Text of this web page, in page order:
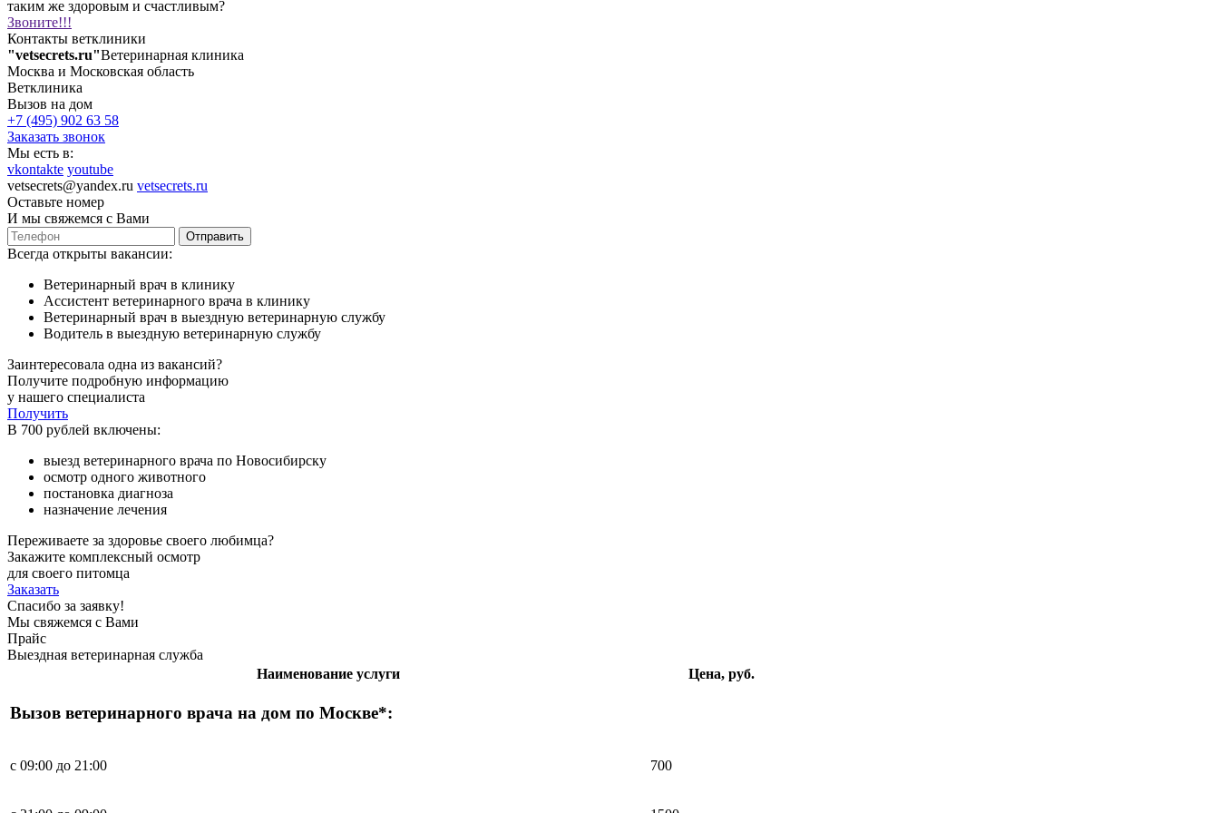
таким же здоровым и счастливым?
Звоните!!!
Контакты ветклиники
"vetsecrets.ru"Ветеринарная клиника
Москва и Московская область
Ветклиника
Вызов на дом
+7 (495) 902 63 58
Заказать звонок
Мы есть в:
vkontakte youtube
vetsecrets@yandex.ru vetsecrets.ru
Оставьте номер
И мы свяжемся с Вами
Отправить
Всегда открыты вакансии:
Ветеринарный врач в клинику
Ассистент ветеринарного врача в клинику
Ветеринарный врач в выездную ветеринарную службу
Водитель в выездную ветеринарную службу
Заинтересовала одна из вакансий?
Получите подробную информацию
у нашего специалиста
Получить
В 700 рублей включены:
выезд ветеринарного врача по Новосибирску
осмотр одного животного
постановка диагноза
назначение лечения
Переживаете за здоровье своего любимца?
Закажите комплексный осмотр
для своего питомца
Заказать
Спасибо за заявку!
Мы свяжемся с Вами
Прайс
Выездная ветеринарная служба
Наименование услуги
Цена, руб.
Вызов ветеринарного врача на дом по Москве*:
с 09:00 до 21:00 700